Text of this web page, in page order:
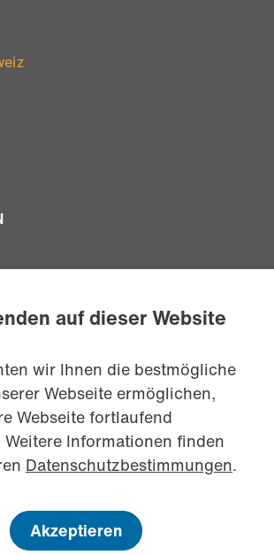
kontaktiere
uns jetzt
auf dieser Website
wir Ihnen die bestmögliche
Webseite ermöglichen,
Webseite fortlaufend
Weitere Informationen finden
Datenschutzbestimmungen.
Akzeptieren